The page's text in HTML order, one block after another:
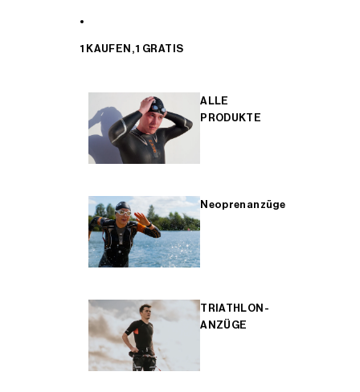
1 KAUFEN, 1 GRATIS
ALLE
PRODUKTE
Neoprenanzüge
TRIATHLON-
ANZÜGE